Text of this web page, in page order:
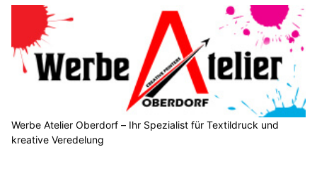
Werbe Atelier Oberdorf – Ihr Spezialist für Textildruck und
kreative Veredelung